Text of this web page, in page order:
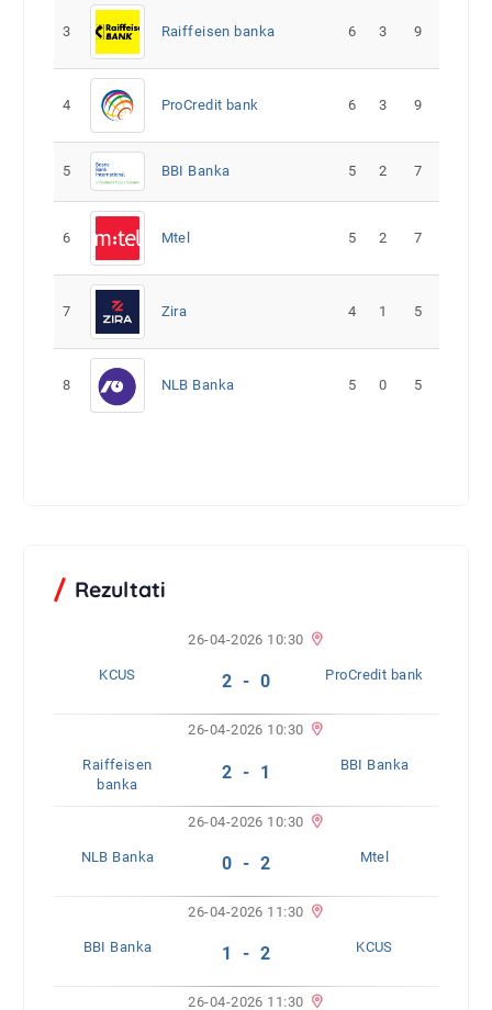
3 Raiffeisen banka 6 3 9
4 ProCredit bank 6 3 9
5 BBI Banka 5 2 7
6 Mtel 5 2 7
7 Zira 4 1 5
8 NLB Banka 5 0 5
Rezultati
26-04-2026 10:30
KCUS 2 - 0 ProCredit bank
26-04-2026 10:30
Raiffeisen
banka
2 - 1 BBI Banka
26-04-2026 10:30
NLB Banka 0 - 2 Mtel
26-04-2026 11:30
BBI Banka 1 - 2 KCUS
26-04-2026 11:30